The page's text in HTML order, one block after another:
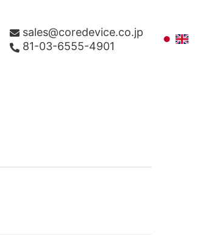
sales@coredevice.co.jp
81-03-6555-4901